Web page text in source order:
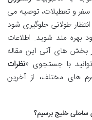
و تعطیلات، توصیه می
طولانی جلوگیری شود
بهره مند شوید. اطلاعات
بخش های آتی این مقاله
با جستجوی «نظرات
های مختلف، از آخرین
ساحلی خلیجبرسیم؟